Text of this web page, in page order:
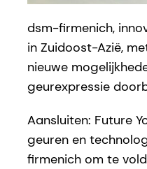
dsm-firmenich,
in Zuidoost-Azië,
nieuwe
geurexpressie
Aansluiten: Future
geuren en
firmenich om te